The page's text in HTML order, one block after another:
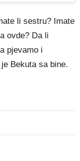
li sestru? Imate
ovde? Da li
pjevamo i
Bekuta sa bine.